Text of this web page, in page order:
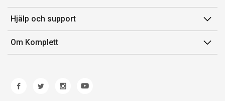
Orderhistorik
Presentkort
Komplett Club
Försäljningsvillkor
Medlemsvillkor for Komplett Club
Lediga tjänster
Hjälp och support
Kontakta oss
Kundservice
Produkthjälp och retur
Om Komplett